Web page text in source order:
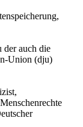
der auch die
Union (dju)